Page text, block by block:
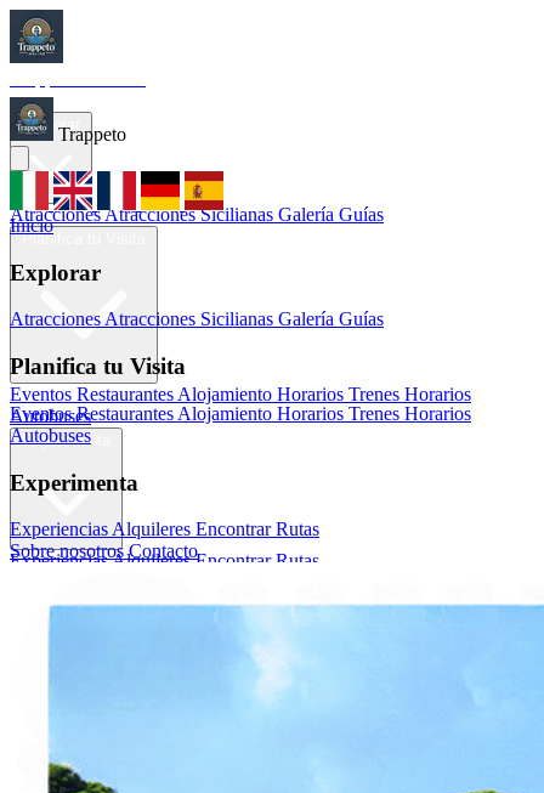
Inicio
AtraccionesAtracciones Sicilianas Galería Guías
Eventos Restaurantes Alojamiento Horarios Trenes Horarios
Autobuses
ExperienciasAlquileresEncontrar Rutas
Français
Menu
Trappeto
Inicio
Explorar
AtraccionesAtracciones Sicilianas Galería Guías
Planifica tu Visita
Eventos Restaurantes Alojamiento Horarios Trenes Horarios
Autobuses
Experimenta
Experiencias Alquileres Encontrar Rutas
Sobre nosotros Contacto